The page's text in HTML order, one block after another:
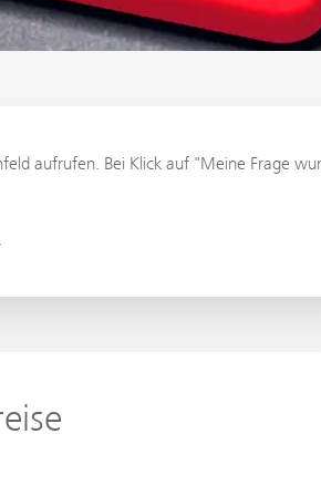
aufrufen. Bei Klick auf "Meine Frage